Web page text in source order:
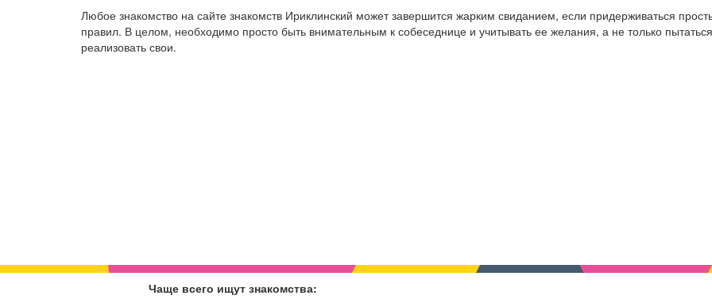
Любое знакомство на сайте знакомств Ириклинский может завершится жарким свиданием, если придерживаться
правил. В целом, необходимо просто быть внимательным к собеседнице и учитывать ее желания, а не только пытаться
реализовать свои.
Чаще всего ищут знакомства: